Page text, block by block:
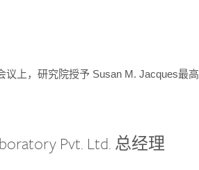
议上，研究院授予 Susan M. Jacques最高
Pvt. Ltd. 总经理